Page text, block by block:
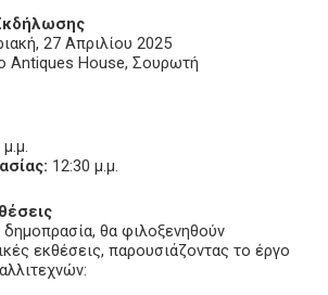
27 Απριλίου 2025
Antiques House, Σουρωτή
12:30 μ.μ.
θα φιλοξενηθούν
εκθέσεις, παρουσιάζοντας το έργο